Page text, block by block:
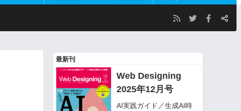
最新刊
Web Designing
2025年12月号
AI実践ガイド／生成AI時